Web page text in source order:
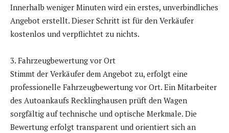
Innerhalb weniger Minuten wird ein erstes, unverbindliches
Angebot erstellt. Dieser Schritt ist für den Verkäufer
kostenlos und verpflichtet zu nichts.
3. Fahrzeugbewertung vor Ort
Stimmt der Verkäufer dem Angebot zu, erfolgt eine
professionelle Fahrzeugbewertung vor Ort. Ein Mitarbeiter
des Autoankaufs Recklinghausen prüft den Wagen
sorgfältig auf technische und optische Merkmale. Die
Bewertung erfolgt transparent und orientiert sich an